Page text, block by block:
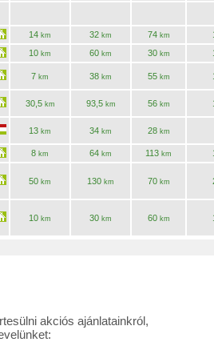
14 km 32 km 74km
10 km 60 km 30km
7 km 38 km 55km
30,5km 93,5km 56km
13 km 34 km 28km
8 km 64 km 113 km
50 km 130 km 70km
10 km 30 km 60km
akciós ajánlatainkról,